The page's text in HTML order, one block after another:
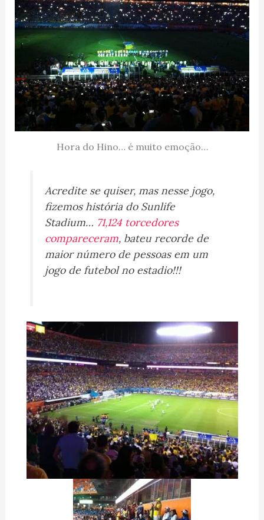
Hora do Hino… é muito emoção…
Acredite se quiser, mas nesse jogo,
fizemos história do Sunlife
Stadium… 71,124 torcedores
compareceram, bateu recorde de
maior número de pessoas em um
jogo de futebol no estadio!!!